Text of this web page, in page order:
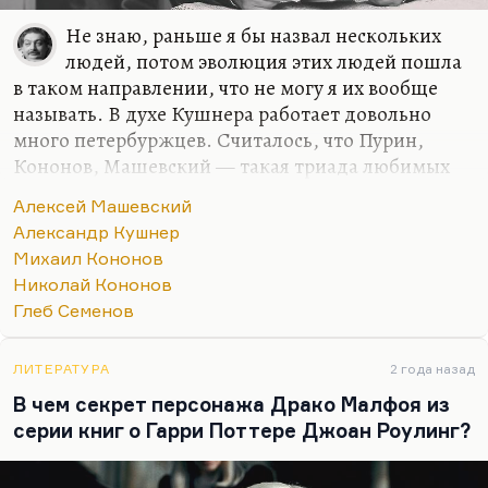
Не знаю, раньше я бы назвал нескольких
людей, потом эволюция этих людей пошла
в таком направлении, что не могу я их вообще
называть. В духе Кушнера работает довольно
много петербуржцев. Считалось, что Пурин,
Кононов, Машевский — такая триада любимых
пошел совершенно своей дорогой, Кононов
перешел на прозу в основном, да и Машевский
эволюционировал в сторону, от Кушнера очень
далекую. Машевского я, пожалуй, больше всего
люблю из этой тройки, хотя они все очень
я не знаю. Точно не я, притом, что моя любовь к
Кушнеру очень искренна. Можно попробовать
Глеба Семенова почитать. Он не зря ему посвятил
«То ли флейта…
Алексей Машевский
Александр Кушнер
Михаил Кононов
Николай Кононов
Глеб Семенов
ЛИТЕРАТУРА 2 года назад
В чем секрет персонажа Драко Малфоя из
серии книг о Гарри Поттере Джоан Роулинг?